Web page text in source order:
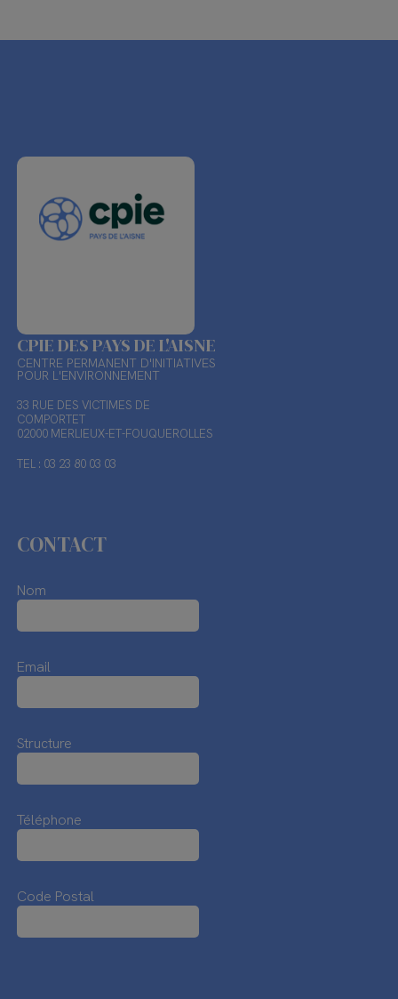
CPIE DES PAYS DE L'AISNE
CENTRE PERMANENT D'INITIATIVES
POUR L'ENVIRONNEMENT
33 RUE DES VICTIMES DE
COMPORTET
02000 MERLIEUX-ET-FOUQUEROLLES
TEL : 03 23 80 03 03
CONTACT
Nom
Email
Structure
Téléphone
Code Postal